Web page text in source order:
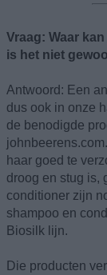
Vraag: Waar
is het niet
Antwoord: Een
dus ook in onze
de benodigde
haar goed te
droog en stug is,
conditioner zijn
shampoo en
Biosilk lijn.
Die producten